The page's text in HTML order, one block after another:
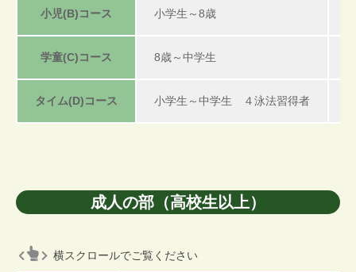
小児(B)コース 小学生～8歳
学童(C)コース 8歳～中学生
タイム(D)コース 小学生～中学生 ４泳法習得者
成人の部（高校生以上）
横スクロールでご覧ください